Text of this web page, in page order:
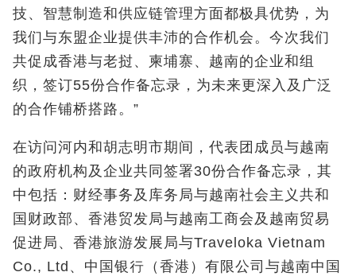
技、智慧制造和供应链管理方面都极具优势，为
我们与东盟企业提供丰沛的合作机会。今次我们
共促成香港与老挝、柬埔寨、越南的企业和组
织，签订55份合作备忘录，为未来更深入及广泛
的合作铺桥搭路。”
在访问河内和胡志明市期间，代表团成员与越南
的政府机构及企业共同签署30份合作备忘录，其
中包括：财经事务及库务局与越南社会主义共和
国财政部、香港贸发局与越南工商会及越南贸易
促进局、香港旅游发展局与Traveloka Vietnam
Co., Ltd、中国银行（香港）有限公司与越南中国